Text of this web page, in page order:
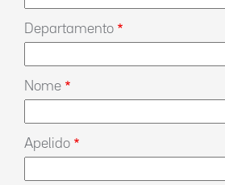
Departamento
Nome
Apelido